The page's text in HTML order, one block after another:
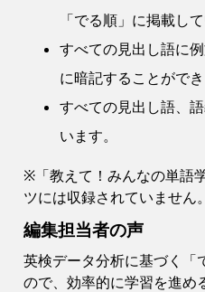
「でる順」に掲載して
すべての見出し語に
に暗記することができ
すべての見出し語、
います。
※「教えて！みんなの単語
ツには収録されていません。
編集担当者の声
英検データ分析に基づく「
ので、効率的に学習を進め